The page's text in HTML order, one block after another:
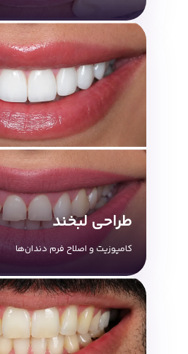
طراحی لبخند
کامپوزیت و اصلاح فرم دندان‌ها